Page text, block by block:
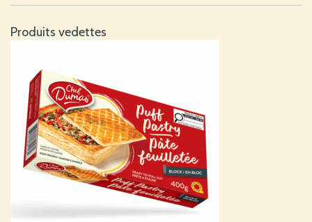
Produits vedettes